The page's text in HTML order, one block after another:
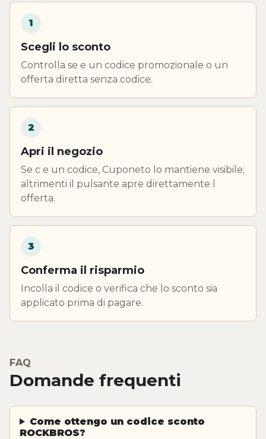
1
Scegli lo sconto
Controlla se e un codice promozionale o un
offerta diretta senza codice.
2
Apri il negozio
Se c e un codice, Cuponeto lo mantiene visibile;
altrimenti il pulsante apre direttamente l
offerta.
3
Conferma il risparmio
Incolla il codice o verifica che lo sconto sia
applicato prima di pagare.
FAQ
Domande frequenti
Come ottengo un codice sconto
ROCKBROS?